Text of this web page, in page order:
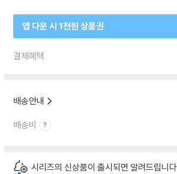
앱 다운 시 1천원 상품권
결제혜택
배송안내
배송비
시리즈의 신상품이 출시되면 알려드립니